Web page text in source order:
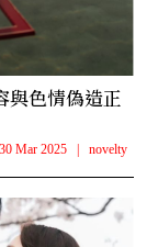
與色情偽造正
30 Mar 2025 novelty